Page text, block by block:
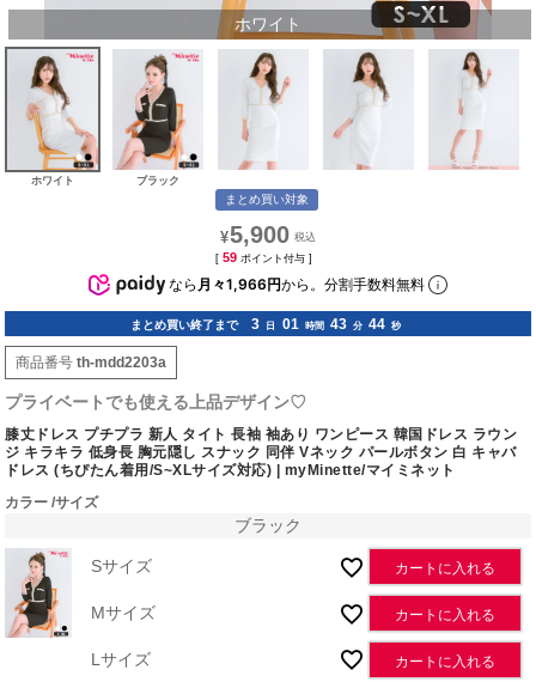
ホワイト
ホワイト ブラック
まとめ買い対象
¥5,900
[ 59 ポイント付与 ]
なら 月々1,966円から。分割手数料無料
まとめ買い終了まで 3 日 01 時間 43 分 43 秒
商品番号 th-mdd2203a
プライベートでも使える上品デザイン♡
膝丈ドレス プチプラ 新人 タイト 長袖 袖あり ワンピース 韓国ドレス ラウン
ジ キラキラ 低身長 胸元隠し スナック 同伴 Vネック パールボタン 白 キャバ
ドレス (ちぴたん着用/S~XLサイズ対応) | myMinette/マイミネット
カラー サイズ
ブラック
Sサイズ カートに入れる
Mサイズ カートに入れる
Lサイズ カートに入れる